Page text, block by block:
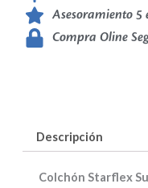
Asesoramiento 5
Compra Oline
Descripción
Colchón Starflex